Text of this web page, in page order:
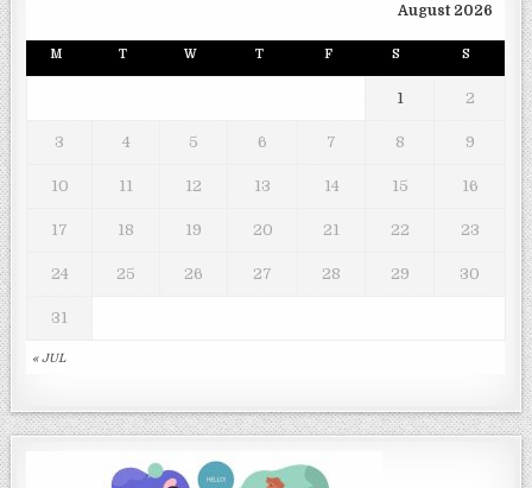
August 2026
M T W T F S S
« JUL
1 2
3 4 5 6 7 8 9
10 11 12 13 14 15 16
17 18 19 20 21 22 23
24 25 26 27 28 29 30
31